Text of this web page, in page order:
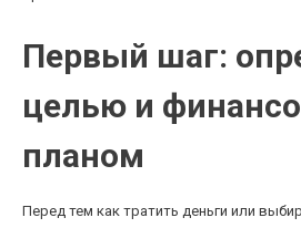
Первый шаг:
целью и
планом
Перед тем как тратить деньги или